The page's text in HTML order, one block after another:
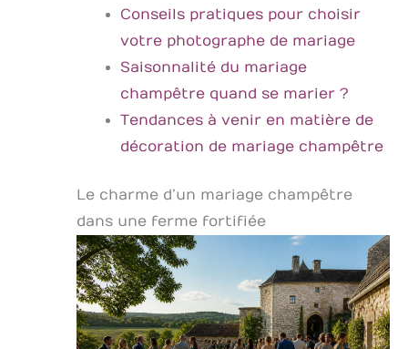
Conseils pratiques pour choisir
votre photographe de mariage
Saisonnalité du mariage
champêtre quand se marier ?
Tendances à venir en matière de
décoration de mariage champêtre
Le charme d’un mariage champêtre
dans une ferme fortifiée